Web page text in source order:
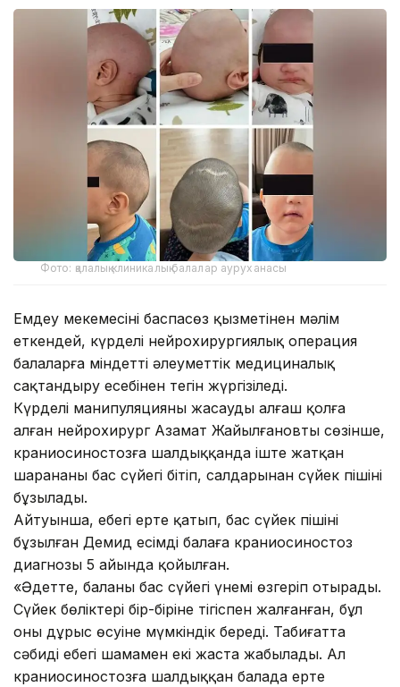
Фото: қалалық клиникалық балалар ауруханасы
Емдеу мекемесінің баспасөз қызметінен мәлім
еткендей, күрделі нейрохирургиялық операция
балаларға міндетті әлеуметтік медициналық
сақтандыру есебінен тегін жүргізіледі.
Күрделі манипуляцияны жасауды алғаш қолға
алған нейрохирург Азамат Жайылғановтың сөзінше,
краниосиностозға шалдыққанда іште жатқан
шарананың бас сүйегі бітіп, салдарынан сүйек пішіні
бұзылады.
Айтуынша, еңбегі ерте қатып, бас сүйек пішіні
бұзылған Демид есімді балаға краниосиностоз
диагнозы 5 айында қойылған.
«Әдетте, баланың бас сүйегі үнемі өзгеріп отырады.
Сүйек бөліктері бір-біріне тігіспен жалғанған, бұл
оның дұрыс өсуіне мүмкіндік береді. Табиғатта
сәбидің еңбегі шамамен екі жаста жабылады. Ал
краниосиностозға шалдыққан балада ерте